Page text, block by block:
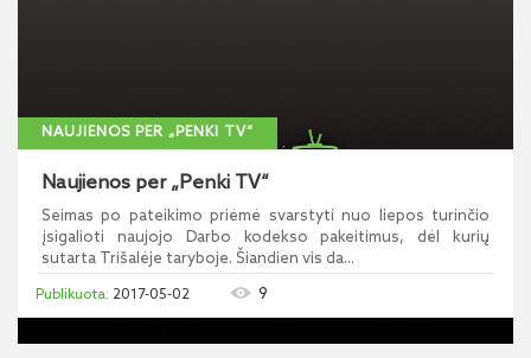
NAUJIENOS PER „PENKI TV“
Naujienos per „Penki TV“
Seimas po pateikimo priėmė svarstyti nuo liepos turinčio
įsigalioti naujojo Darbo kodekso pakeitimus, dėl kurių
sutarta Trišalėje taryboje. Šiandien vis da...
2017-05-02 9